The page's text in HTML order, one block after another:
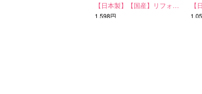
【日本製】【国産】リフォ…
1,598円